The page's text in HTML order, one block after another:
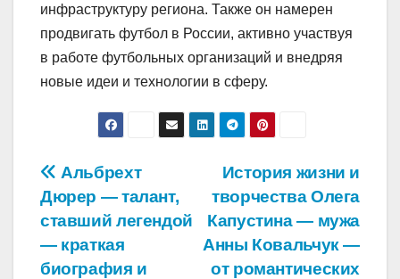
инфраструктуру региона. Также он намерен
продвигать футбол в России, активно участвуя
в работе футбольных организаций и внедряя
новые идеи и технологии в сферу.
Навигация
по
записям
История жизни и
творчества Олега
Капустина — мужа
Анны Ковальчук —
от романтических
Альбрехт
Дюрер — талант,
ставший легендой
— краткая
биография и